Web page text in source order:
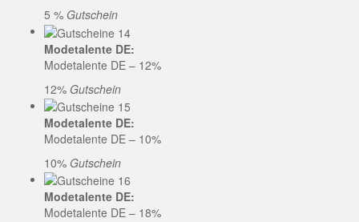
5 % Gutschein
Modetalente DE:
Modetalente DE – 12%
12% Gutschein
Modetalente DE:
Modetalente DE – 10%
10% Gutschein
Modetalente DE:
Modetalente DE – 18%